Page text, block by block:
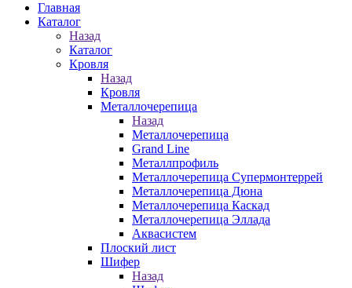
Главная
Каталог
Назад
Каталог
Кровля
Назад
Кровля
Металлочерепица
Назад
Металлочерепица
Grand Line
Металлпрофиль
Металлочерепица Супермонтеррей
Металлочерепица Дюна
Металлочерепица Каскад
Металлочерепица Эллада
Аквасистем
Плоский лист
Шифер
Назад